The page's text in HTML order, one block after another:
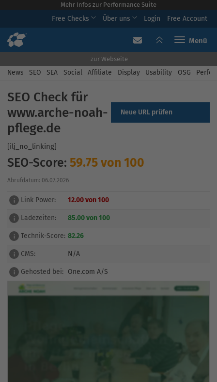
Mehr Infos zur Performance Suite
Free Checks Über uns Login Free Account
Toggle
zur Webseite
News SEO SEA Social Affiliate Display Usability OSG
SEO Check für
www.arche-noah-
pflege.de
Neue URL prüfen
[ilj_no_linking]
SEO-Score: 59.75 von 100
Abrufdatum: 06.07.2026
i Link Power: 12.00 von 100
i Ladezeiten: 85.00 von 100
i Technik-Score: 82.26
i CMS: N/A
i Gehosted bei: One.com A/S